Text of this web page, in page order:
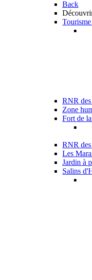
Back
RNR
Zone
Fort de
RNR
Les
Jardin à
Salins